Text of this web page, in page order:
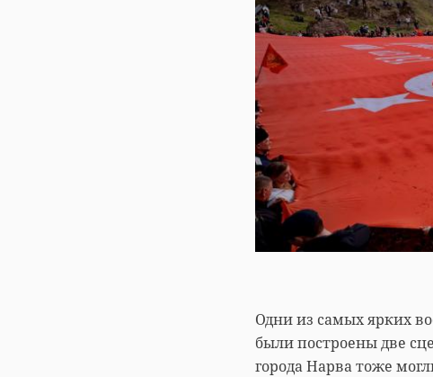
Одни из самых ярких
были построены две
города Нарва тоже